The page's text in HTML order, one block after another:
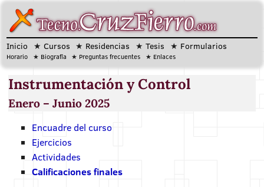
Inicio Cursos Residencias Tesis Formularios
Horario Biografía Preguntas frecuentes Enlaces
Instrumentación y Control
Enero– Junio 2025
Encuadre del curso
Ejercicios
Actividades
Calificaciones finales